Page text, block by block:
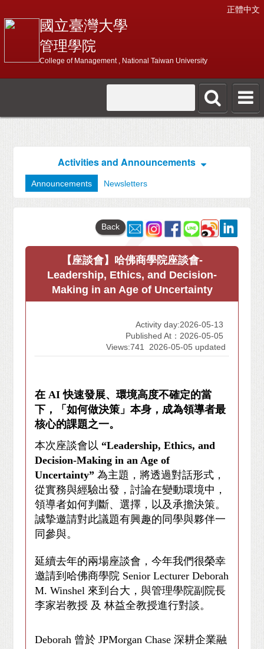
正體中文
國立臺灣大學
管理學院
College of Management , National Taiwan University
Activities and Announcements
Announcements Newsletters
Back
【座談會】哈佛商學院座談會-
Leadership, Ethics, and Decision-
Making in an Age of Uncertainty
Activity day:2026-05-13
Published At：2026-05-05
Views:741
2026-05-05 updated
在 AI快速發展、環境高度不確定的當
下，「如何做決策」本身，成為領導者最
核心的課題之一。
本次座談會以 “Leadership, Ethics, and
Decision-Making in an Age of
Uncertainty” 為主題，將透過對話形式，
從實務與經驗出發，討論在變動環境中，
領導者如何判斷、選擇，以及承擔決策。
誠摯邀請對此議題有興趣的同學與夥伴一
同參與。
延續去年的兩場座談會，今年我們很榮幸
邀請到哈佛商學院 Senior Lecturer Deborah
M. Winshel 來到台大，與管理學院副院長
李家岩教授 及 林益全教授進行對談。
Deborah 曾於 JPMorgan Chase深耕企業融